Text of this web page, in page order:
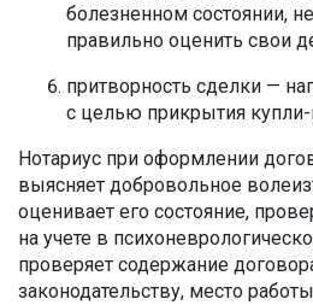
болезненном состоянии,
правильно оценить свои
притворность сделки —
с целью прикрытия
Нотариус при оформлении
выясняет добровольное
оценивает его состояние,
на учете в
проверяет содержание
законодательству, место